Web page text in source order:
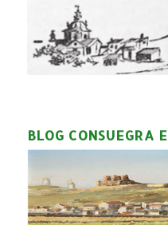
BLOG CONSUEGRA